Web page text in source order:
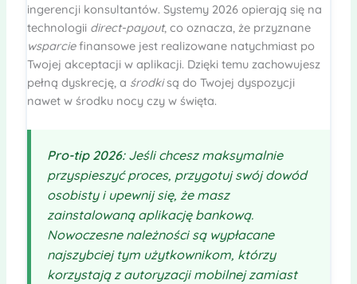
ingerencji konsultantów. Systemy 2026 opierają się na
technologii direct-payout, co oznacza, że przyznane
wsparciefinansowe jest realizowane natychmiast po
Twojej akceptacji w aplikacji. Dzięki temu zachowujesz
pełną dyskrecję, a środkisą do Twojej dyspozycji
nawet w środku nocy czy w święta.
Pro-tip 2026:Jeśli chcesz maksymalnie
przyspieszyć proces, przygotuj swój dowód
osobisty i upewnij się, że masz
zainstalowaną aplikację bankową.
Nowoczesne należnościsą wypłacane
najszybciej tym użytkownikom, którzy
korzystają z autoryzacji mobilnej zamiast